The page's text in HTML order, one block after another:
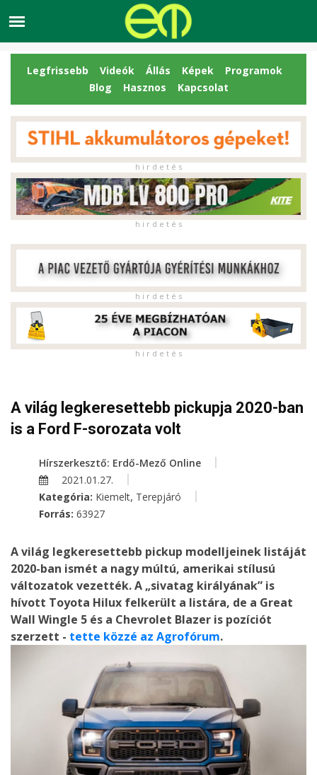
Legfrissebb Videók Állás Képek
Programok
Blog
Hasznos Kapcsolat
h i r d e t é s
h i r d e t é s
h i r d e t é s
h i r d e t é s
A világ legkeresettebb pickupja 2020-ban
is a Ford F-sorozata volt
Hírszerkesztő: Erdő-Mező Online
2021.01.27.
Kategória: Kiemelt, Terepjáró
Forrás: 63927
A világ legkeresettebb pickup modelljeinek listáját
2020-ban ismét a nagy múltú, amerikai stílusú
változatok vezették. A „sivatag királyának” is
hívott Toyota Hilux felkerült a listára, de a Great
Wall Wingle 5 és a Chevrolet Blazer is pozíciót
szerzett - tette közzé az Agrofórum.